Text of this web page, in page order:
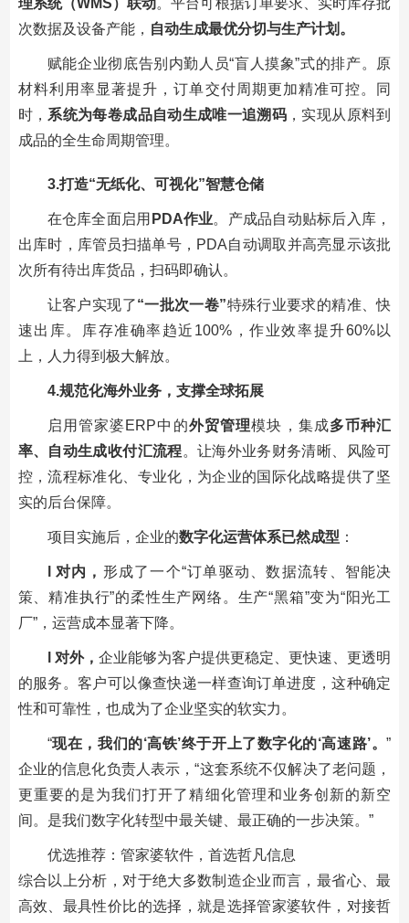
理系统（WMS）联动。平台可根据订单要求、实时库存批
次数据及设备产能， 自动生成最优分切与生产计划。
赋能企业彻底告别内勤人员“盲人摸象”式的排产。原
材料利用率显著提升，订单交付周期更加精准可控。同
时， 系统为每卷成品自动生成唯一追溯码 ，实现从原料到
成品的全生命周期管理。
3.打造“无纸化、可视化”智慧仓储
在仓库全面启用 PDA作业。产成品自动贴标后入库，
出库时，库管员扫描单号，PDA自动调取并高亮显示该批
次所有待出库货品，扫码即确认。
让客户实现了“一批次一卷”特殊行业要求的精准、快
速出库。库存准确率趋近100%，作业效率提升60%以
上，人力得到极大解放。
4.规范化海外业务，支撑全球拓展
启用 管家婆ERP中的外贸管理模块，集成多币种汇
率、自动生成收付汇流程。让海外业务财务清晰、风险可
控，流程标准化、专业化，为企业的国际化战略提供了坚
实的后台保障。
项目实施后，企业的数字化运营体系已然成型 ：
l 对内， 形成了一个“订单驱动、数据流转、智能决
策、精准执行”的柔性生产网络 。生产“黑箱”变为“阳光工
厂”，运营成本显著下降。
l 对外， 企业能够为客户提供更稳定、更快速、更透明
的服务。客户可以像查快递一样查询订单进度，这种确定
性和可靠性，也成为了企业坚实的软实力。
“现在，我们的‘高铁’终于开上了数字化的‘高速路’。”
企业的信息化负责人表示，“这套系统不仅解决了老问题，
更重要的是为我们打开了精细化管理和业务创新的新空
间。是我们数字化转型中最关键、最正确的一步决策。”
优选推荐：管家婆软件，首选哲凡信息
综合以上分析，对于绝大多数制造企业而言，最省心、最
高效、最具性价比的选择，就是选择管家婆软件，对接哲